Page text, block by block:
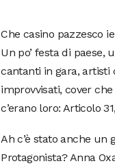
Che casino pazzesco
Un po’ festa di paese,
cantanti in gara, artisti
improvvisati, cover
c’erano loro: Articolo
Ah c’è stato anche un
Protagonista? Anna